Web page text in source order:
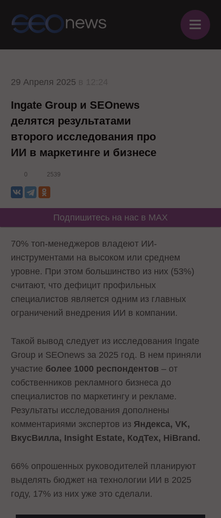
≡
29 Апреля 2025
Ingate Group и SEOnews
делятся результатами
второго исследования про
ИИ в маркетинге и бизнесе
0 2539
Подпишитесь на нас в MAX
70% топ-менеджеров владеют ИИ-
инструментами на высоком или среднем
уровне. При этом большинство из них (53%)
считают, что дефицит профильных
специалистов является одним из главных
ограничений внедрения ИИ в компании.
Такой вывод следует из исследования Ingate
Group и SEOnews за 2025 год. В нем приняли
участие более 1000 респондентов – от
собственников рекламного бизнеса до
специалистов по маркетингу и рекламе.
Результаты исследования дополнены
комментариями экспертов из Яндекса, VK,
ВкусВилла, Insight Estate, КодТех, HiBrand.
66% опрошенных руководителей планируют
выделять бюджет на технологии ИИ в 2025
году, 17% из них уже это сделали.